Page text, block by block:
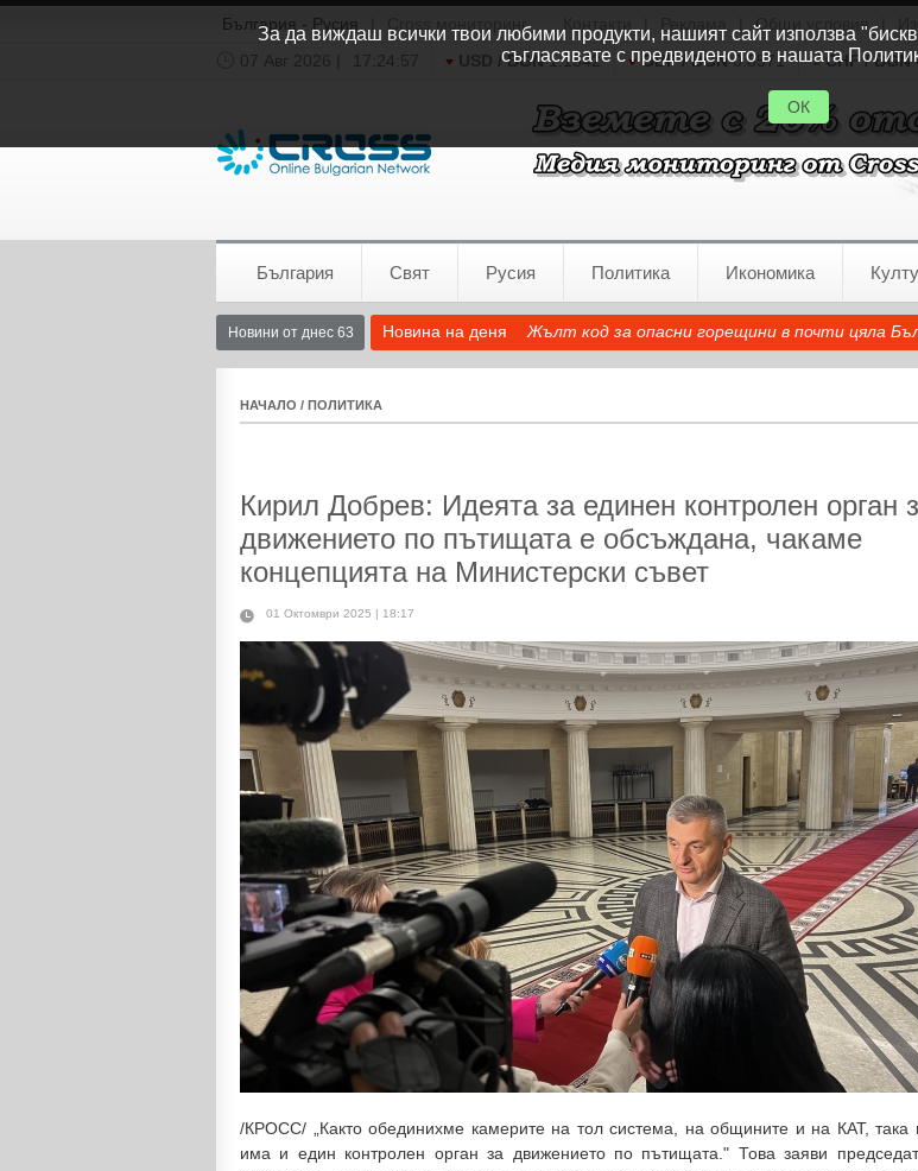
България - Русия Cross мониторинг Общи условия
07 Авг 2026 |
17:24:57 USD / BGN1.1542 GBP / BGN0.8571 CHF / BGN
България Свят Русия Политика Икономика
Новини от днес 63 Новина на деня Жълт код за опасни горещини в почти цяла
НАЧАЛО / ПОЛИТИКА
Кирил Добрев: Идеята за единен контролен орган
движението по пътищата е обсъждана, чакаме
концепцията на Министерски съвет
01 Октомври 2025 | 18:17
/КРОСС/ „Както обединихме камерите на тол система, на общините и на КАТ, така
има и един контролен орган за движението по пътищата." Това заяви
За да виждаш всички твои любими продукти, нашият сайт използва
съгласявате с предвиденото в нашата
ОК